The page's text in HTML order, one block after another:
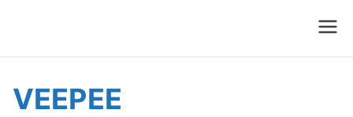
Suivre Colis - Suivre
Commande
VEEPEE